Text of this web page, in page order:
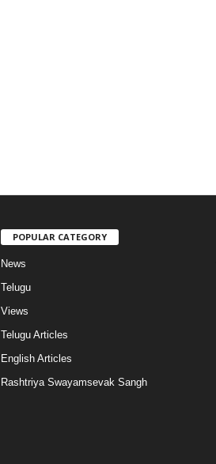
POPULAR CATEGORY
News
Telugu
Views
Telugu Articles
English Articles
Rashtriya Swayamsevak Sangh